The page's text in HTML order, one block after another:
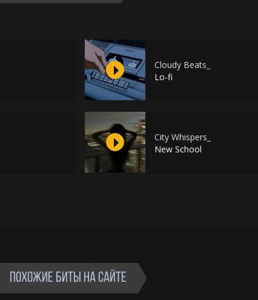
Cloudy Beats_
Lo-fi
City Whispers_
New School
ПОХОЖИЕ БИТЫ НА САЙТЕ